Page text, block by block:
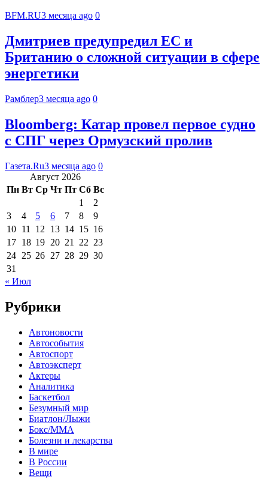
BFM.RU3 месяца ago 0
Дмитриев предупредил ЕС и
Британию о сложной ситуации в сфере
энергетики
Рамблер3 месяца ago 0
Bloomberg: Катар провел первое судно
с СПГ через Ормузский пролив
Газета.Ru3 месяца ago 0
Август 2026
Пн Вт Ср Чт Пт Сб Вс
1
2
3
4 5 6 7 8
9
10 11 12 13 14 15 16
17 18 19 20 21 22 23
24 25 26 27 28 29 30
31
« Июл
Рубрики
Автоновости
Автособытия
Автоспорт
Автоэксперт
Актеры
Аналитика
Баскетбол
Безумный мир
Биатлон/Лыжи
Бокс/MMA
Болезни и лекарства
В мире
В России
Вещи